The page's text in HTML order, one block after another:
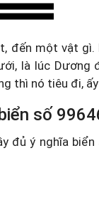
đến một vật
là lúc Dương
thì nó tiêu đi, ấy
số
đủ ý nghĩa